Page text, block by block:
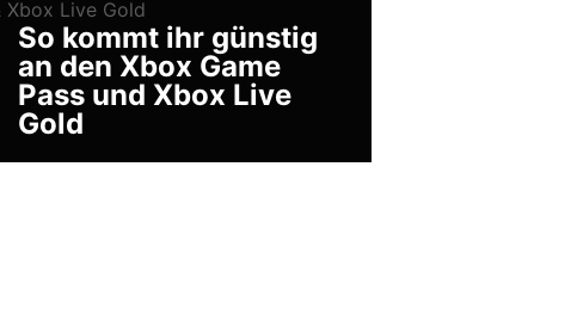
So kommt ihr günstig
an den Xbox Game
Pass und Xbox Live
Gold